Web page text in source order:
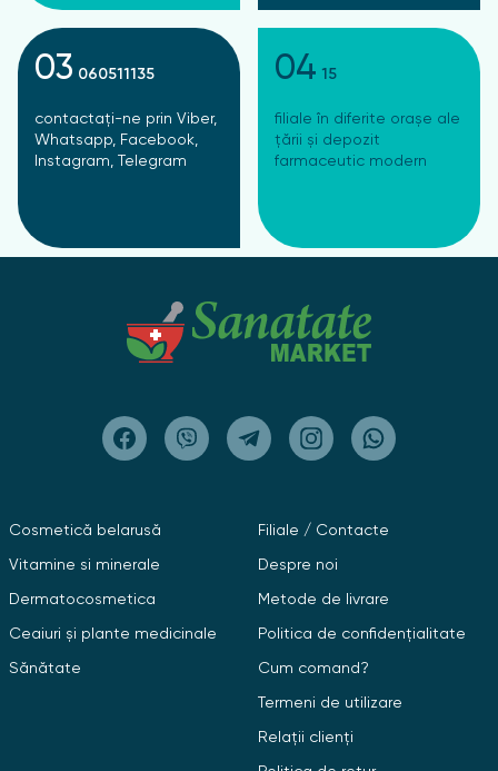
03 060511135
contactați-ne prin Viber,
Whatsapp, Facebook,
Instagram, Telegram
04 15
filiale în diferite orașe ale
țării și depozit
farmaceutic modern
Cosmetică belarusă
Vitamine si minerale
Dermatocosmetica
Ceaiuri și plante medicinale
Sănătate
Filiale / Contacte
Despre noi
Metode de livrare
Politica de confidențialitate
Cum comand?
Termeni de utilizare
Relații clienți